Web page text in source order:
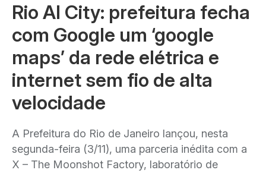
Rio AI City: prefeitura fecha
com Google um ‘google
maps’ da rede elétrica e
internet sem fio de alta
velocidade
A Prefeitura do Rio de Janeiro lançou, nesta
segunda-feira (3/11), uma parceria inédita com a
X – The Moonshot Factory, laboratório de